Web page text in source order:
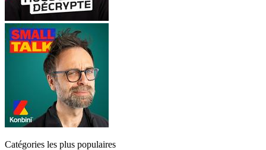
Catégories les plus populaires